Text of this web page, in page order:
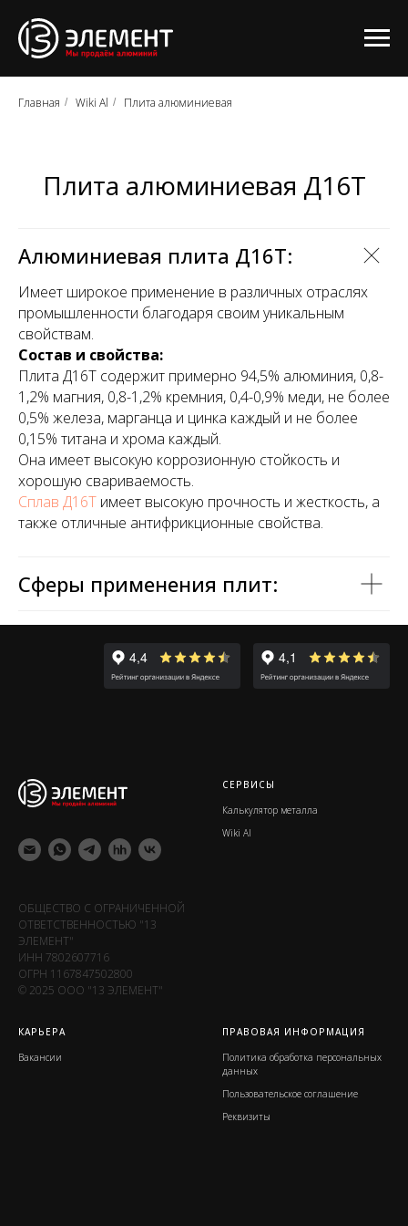
Главная / Wiki Al / Плита алюминиевая
Плита алюминиевая Д16Т
Алюминиевая плита Д16Т:
Имеет широкое применение в различных отраслях
промышленности благодаря своим уникальным
свойствам.
Состав и свойства:
Плита Д16Т содержит примерно 94,5% алюминия, 0,8-
1,2% магния, 0,8-1,2% кремния, 0,4-0,9% меди, не более
0,5% железа, марганца и цинка каждый и не более
0,15% титана и хрома каждый.
Она имеет высокую коррозионную стойкость и
хорошую свариваемость.
Сплав Д16Т имеет высокую прочность и жесткость, а
также отличные антифрикционные свойства.
Сферы применения плит:
ОБЩЕСТВО С ОГРАНИЧЕННОЙ
ОТВЕТСТВЕННОСТЬЮ "13
ЭЛЕМЕНТ"
ИНН 7802607716
ОГРН 1167847502800
© 2025 ООО "13 ЭЛЕМЕНТ"
СЕРВИСЫ
Калькулятор металла
Wiki Al
КАРЬЕРА
Вакансии
ПРАВОВАЯ ИНФОРМАЦИЯ
Политика обработка персональных
данных
Пользовательское соглашение
Реквизиты